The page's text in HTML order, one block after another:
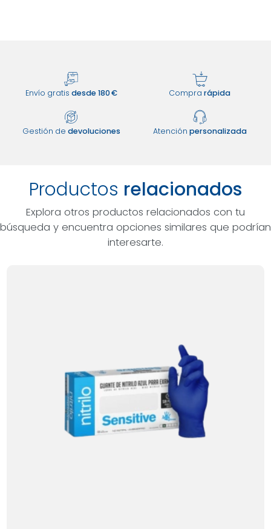
Envío gratis desde 180 € Comprarápida
Gestión de devoluciones Atención personalizada
Productos relacionados
Explora otros productos relacionados con tu
búsqueda y encuentra opciones similares que podrían
interesarte.